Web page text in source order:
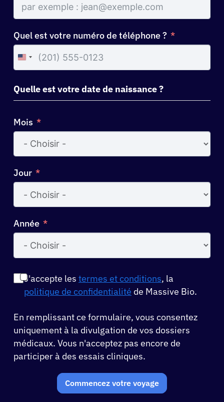
Quel est votre numéro de téléphone ?
United
States
+1
Quelle est votre date de naissance ?
Mois
Jour
Année
J'accepte les termes et conditions, la
politique de confidentialité de Massive Bio.
En remplissant ce formulaire, vous consentez
uniquement à la divulgation de vos dossiers
médicaux. Vous n'acceptez pas encore de
participer à des essais cliniques.
Commencez votre voyage